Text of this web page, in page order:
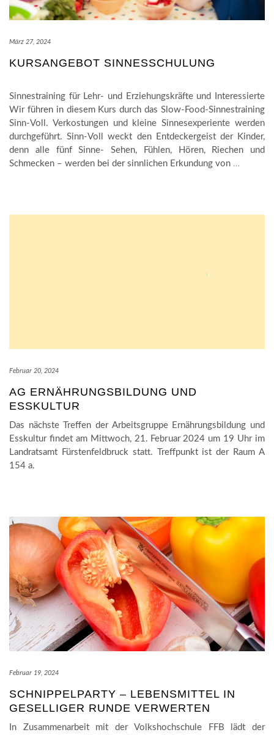
März 27, 2024
KURSANGEBOT SINNESSCHULUNG
Sinnestraining für Lehr- und Erziehungskräfte und Interessierte
Wir führen in diesem Kurs durch das Slow-Food-Sinnestraining
Sinn-Voll. Verkostungen und kleine Sinnesexperiente werden
durchgeführt. Sinn-Voll weckt den Entdeckergeist der Kinder,
denn alle fünf Sinne- Sehen, Fühlen, Hören, Riechen und
Schmecken – werden bei der sinnlichen Erkundung von …
Februar 20, 2024
AG ERNÄHRUNGSBILDUNG UND
ESSKULTUR
Das nächste Treffen der Arbeitsgruppe Ernährungsbildung und
Esskultur findet am Mittwoch, 21. Februar 2024 um 19 Uhr im
Landratsamt Fürstenfeldbruck statt. Treffpunkt ist der Raum A
154 a.
Februar 19, 2024
SCHNIPPELPARTY – LEBENSMITTEL IN
GESELLIGER RUNDE VERWERTEN
In Zusammenarbeit mit der Volkshochschule FFB lädt der